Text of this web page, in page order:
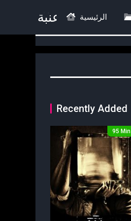
الرئيسية
Recently Added
95 Min